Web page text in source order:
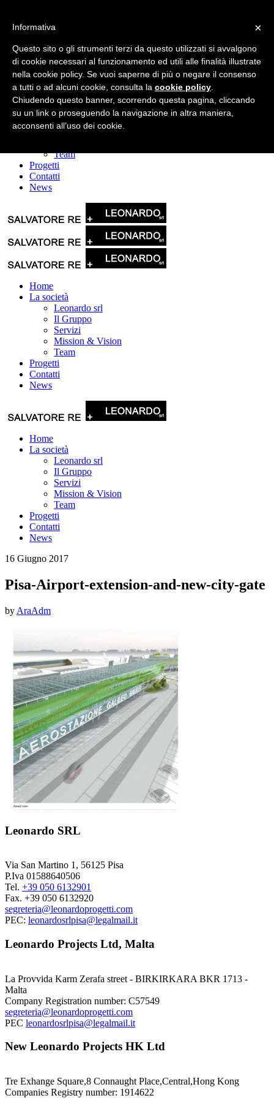
Home
La società
Leonardo srl
Il Gruppo
Servizi
Team
Progetti
Contatti
News
Home
La società
Leonardo srl
Il Gruppo
Servizi
Mission & Vision
Team
Progetti
Contatti
News
Home
La società
Leonardo srl
Il Gruppo
Servizi
Mission & Vision
Team
Progetti
Contatti
News
16 Giugno 2017
Pisa-Airport-extension-and-new-city-gate
by AraAdm
Leonardo SRL
Via San Martino 1, 56125 Pisa
P.Iva 01588640506
Tel. +39 050 6132901
Fax. +39 050 6132920
segreteria@leonardoprogetti.com
PEC: leonardosrlpisa@legalmail.it
Leonardo Projects Ltd, Malta
La Provvida Karm Zerafa street - BIRKIRKARA BKR 1713 -
Malta
Company Registration number: C57549
segreteria@leonardoprogetti.com
PEC leonardosrlpisa@legalmail.it
New Leonardo Projects HK Ltd
Tre Exhange Square,8 Connaught Place,Central,Hong Kong
Companies Registry number: 1914622
×
Informativa
Questo sito o gli strumenti terzi da questo utilizzati si avvalgono
di cookie necessari al funzionamento ed utili alle finalità illustrate
nella cookie policy. Se vuoi saperne di più o negare il consenso
a tutti o ad alcuni cookie, consulta la cookie policy
Chiudendo questo banner, scorrendo questa pagina, cliccando
su un link o proseguendo la navigazione in altra maniera,
acconsenti all’uso dei cookie.